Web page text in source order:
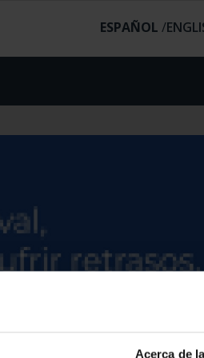
Acerca de
ESPAÑOL /